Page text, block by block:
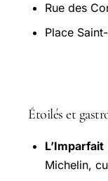
Rue des
Place
Étoilés et
L’Imparfait
Michelin,